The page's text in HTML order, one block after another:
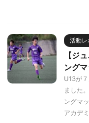
活動レ
【ジ
ング
U13が
ました
ングマ
アカデ